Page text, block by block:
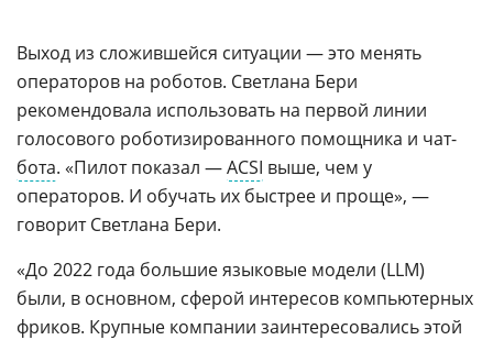
Выход из сложившейся ситуации — это менять
операторов на роботов. Светлана Бери
рекомендовала использовать на первой линии
голосового роботизированного помощника и чат-
бота. «Пилот показал —ACSI выше, чем у
операторов. И обучать их быстрее и проще», —
говорит Светлана Бери.
«До 2022 года большие языковые модели (LLM)
были, в основном, сферой интересов компьютерных
фриков. Крупные компании заинтересовались этой